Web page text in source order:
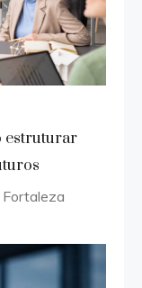
estruturar
Fortaleza